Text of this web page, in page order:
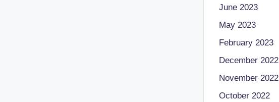
June 2023
May 2023
February 2023
December 2022
November 2022
October 2022